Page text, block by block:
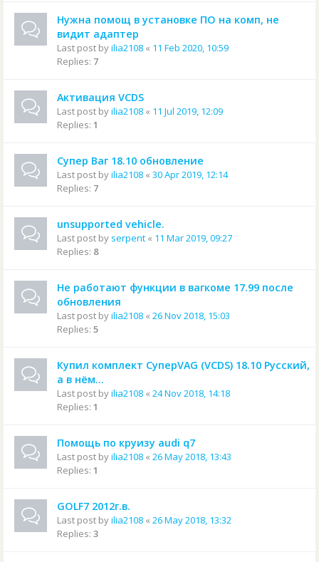
Нужна помощ в установке ПО на комп, не
видит адаптер
Last post byilia2108 « 11 Feb 2020, 10:59
Replies: 7
Активация VCDS
Last post byilia2108 « 11 Jul 2019, 12:09
Replies: 1
Супер Ваг 18.10 обновление
Last post byilia2108 « 30 Apr 2019, 12:14
Replies: 7
unsupported vehicle.
Last post by serpent « 11 Mar 2019, 09:27
Replies: 8
Не работают функции в вагкоме 17.99 после
обновления
Last post byilia2108 « 26 Nov 2018, 15:03
Replies: 5
Купил комплект СуперVAG (VCDS) 18.10 Русский,
а в нём...
Last post byilia2108 « 24 Nov 2018, 14:18
Replies: 1
Помощь по круизу audi q7
Last post byilia2108 « 26 May 2018, 13:43
Replies: 1
GOLF7 2012г.в.
Last post byilia2108 « 26 May 2018, 13:32
Replies: 3